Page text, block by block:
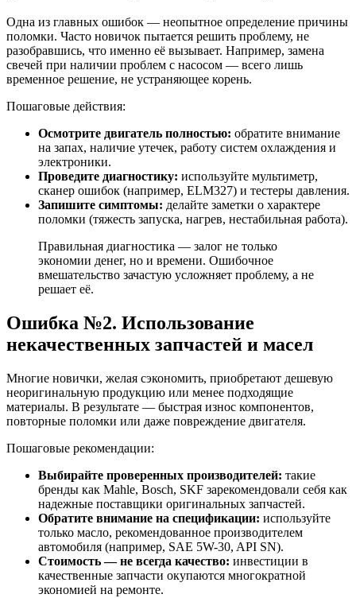
Одна из главных ошибок — неопытное определение причины
поломки. Часто новичок пытается решить проблему, не
разобравшись, что именно её вызывает. Например, замена
свечей при наличии проблем с насосом — всего лишь
временное решение, не устраняющее корень.
Пошаговые действия:
Осмотрите двигатель полностью: обратите внимание
на запах, наличие утечек, работу систем охлаждения и
электроники.
Проведите диагностику: используйте мультиметр,
сканер ошибок (например, ELM327) и тестеры давления.
Запишите симптомы: делайте заметки о характере
поломки (тяжесть запуска, нагрев, нестабильная работа).
Правильная диагностика — залог не только
экономии денег, но и времени. Ошибочное
вмешательство зачастую усложняет проблему, а не
решает её.
Ошибка №2. Использование
некачественных запчастей и масел
Многие новички, желая сэкономить, приобретают дешевую
неоригинальную продукцию или менее подходящие
материалы. В результате — быстрая износ компонентов,
повторные поломки или даже повреждение двигателя.
Пошаговые рекомендации:
Выбирайте проверенных производителей: такие
бренды как Mahle, Bosch, SKF зарекомендовали себя как
надежные поставщики оригинальных запчастей.
Обратите внимание на спецификации: используйте
только масло, рекомендованное производителем
автомобиля (например, SAE 5W-30, API SN).
Стоимость — не всегда качество: инвестиции в
качественные запчасти окупаются многократной
экономией на ремонте.